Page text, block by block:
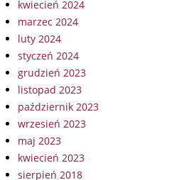
kwiecień 2024
marzec 2024
luty 2024
styczeń 2024
grudzień 2023
listopad 2023
październik 2023
wrzesień 2023
maj 2023
kwiecień 2023
sierpień 2018